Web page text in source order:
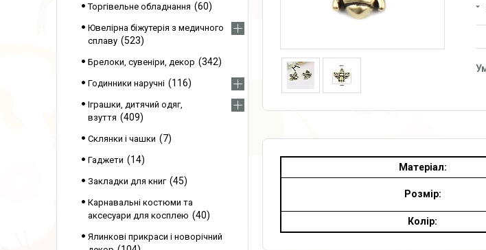
Матеріал:
Розмір:
Колір:
Торгівельне обладнання 60
Ювелірна біжутерія з медичного
сплаву
523
Брелоки, сувеніри, декор 342
Годинники наручні 116
Іграшки, дитячий одяг,
взуття
409
Склянки і чашки 7
Гаджети 14
Закладки для книг 45
Карнавальні костюми та
аксесуари для косплею
40
Ялинкові прикраси і новорічний